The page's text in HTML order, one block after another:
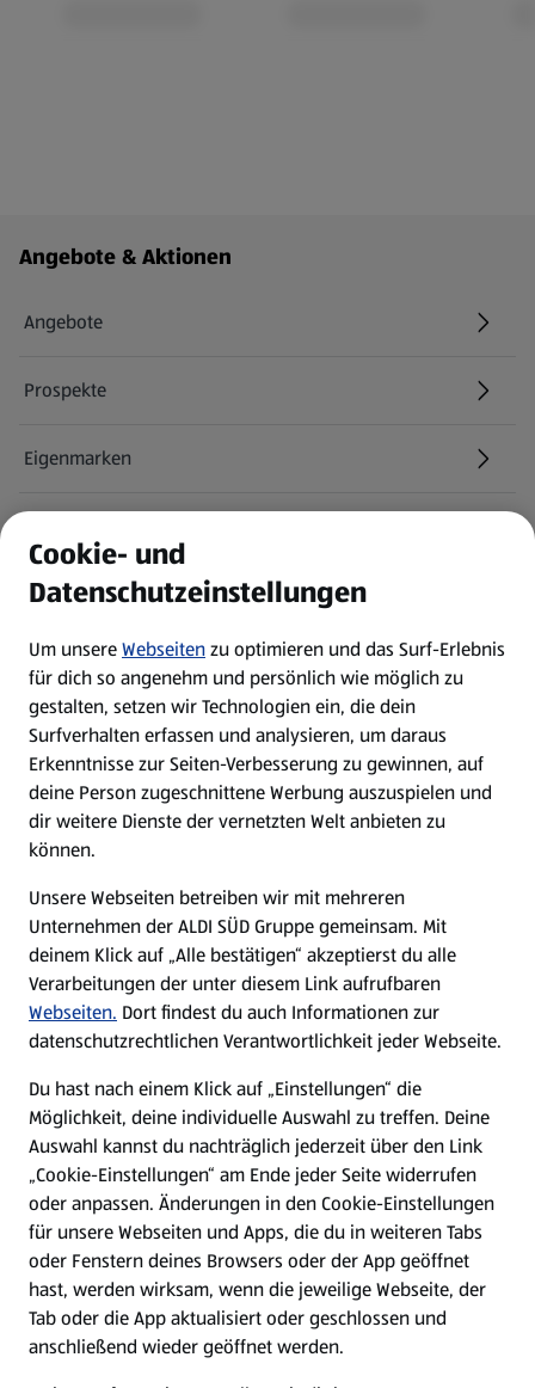
Fußzeilenmenü - weitere Links
Angebote & Aktionen
Angebote
Prospekte
Eigenmarken
Newsletter
WhatsApp
Über ALDI SÜD
Filialen
Nachhaltigkeit
Karriere
Presse
Hilfe & Kontakt
(öffnet in einem neuen Tab)
Unternehmen
Folge uns hier:
Cookie- und
Datenschutzeinstellungen
Um unsereWebseitenzu optimieren und das Surf-Erlebnis
für dich so angenehm und persönlich wie möglich zu
gestalten, setzen wir Technologien ein, die dein
Surfverhalten erfassen und analysieren, um daraus
Erkenntnisse zur Seiten-Verbesserung zu gewinnen, auf
deine Person zugeschnittene Werbung auszuspielen und
dir weitere Dienste der vernetzten Welt anbieten zu
können.
Unsere Webseiten betreiben wir mit mehreren
Unternehmen der ALDI SÜD Gruppe gemeinsam. Mit
deinem Klick auf „Alle bestätigen“ akzeptierst du alle
Verarbeitungen der unter diesem Link aufrufbaren
Webseiten. Dort findest du auch Informationen zur
datenschutzrechtlichen Verantwortlichkeit jeder Webseite.
Du hast nach einem Klick auf „Einstellungen“ die
Möglichkeit, deine individuelle Auswahl zu treffen. Deine
Auswahl kannst du nachträglich jederzeit über den Link
„Cookie-Einstellungen“ am Ende jeder Seite widerrufen
oder anpassen. Änderungen in den Cookie-Einstellungen
für unsere Webseiten und Apps, die du in weiteren Tabs
oder Fenstern deines Browsers oder der App geöffnet
hast, werden wirksam, wenn die jeweilige Webseite, der
Tab oder die App aktualisiert oder geschlossen und
anschließend wieder geöffnet werden.